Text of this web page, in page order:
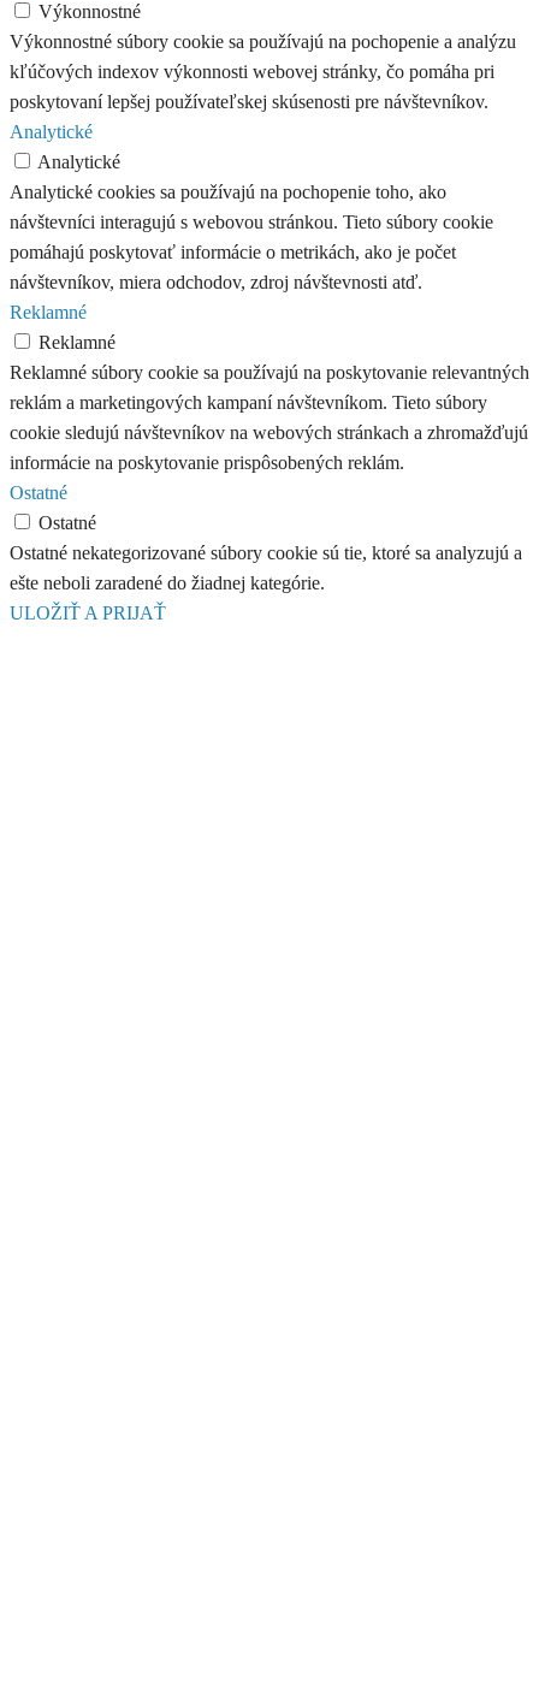
Výkonnostné
Výkonnostné súbory cookie sa používajú na pochopenie a analýzu
kľúčových indexov výkonnosti webovej stránky, čo pomáha pri
poskytovaní lepšej používateľskej skúsenosti pre návštevníkov.
Analytické
Analytické
Analytické cookies sa používajú na pochopenie toho, ako
návštevníci interagujú s webovou stránkou. Tieto súbory cookie
pomáhajú poskytovať informácie o metrikách, ako je počet
návštevníkov, miera odchodov, zdroj návštevnosti atď.
Reklamné
Reklamné
Reklamné súbory cookie sa používajú na poskytovanie relevantných
reklám a marketingových kampaní návštevníkom. Tieto súbory
cookie sledujú návštevníkov na webových stránkach a zhromažďujú
informácie na poskytovanie prispôsobených reklám.
Ostatné
Ostatné
Ostatné nekategorizované súbory cookie sú tie, ktoré sa analyzujú a
ešte neboli zaradené do žiadnej kategórie.
ULOŽIŤ A PRIJAŤ